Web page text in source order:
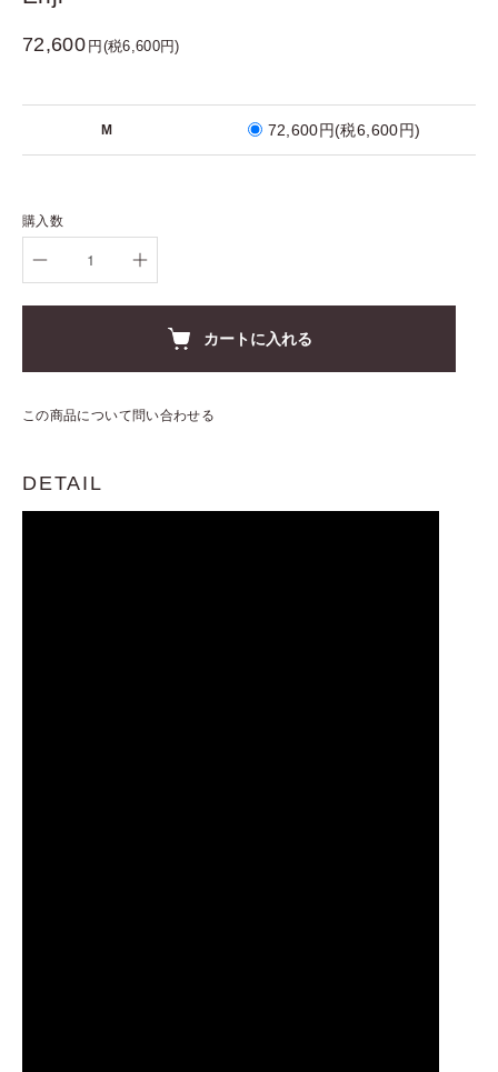
72,600 円(税6,600円)
M 72,600円(税6,600円)
購入数
カートに入れる
この商品について問い合わせる
DETAIL